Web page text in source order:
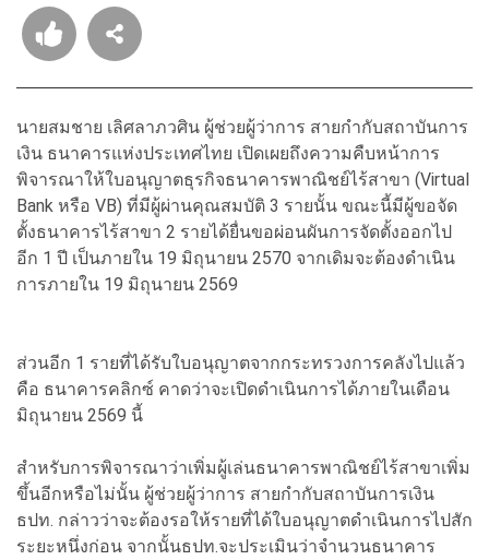
นายสมชาย เลิศลาภวศิน ผู้ช่วยผู้ว่าการ สายกำกับสถาบันการ
เงิน ธนาคารแห่งประเทศไทย เปิดเผยถึงความคืบหน้าการ
พิจารณาให้ใบอนุญาตธุรกิจธนาคารพาณิชย์ไร้สาขา (Virtual
Bank หรือ VB) ที่มีผู้ผ่านคุณสมบัติ 3 รายนั้น ขณะนี้มีผู้ขอจัด
ตั้งธนาคารไร้สาขา 2 รายได้ยื่นขอผ่อนผันการจัดตั้งออกไป
อีก 1 ปี เป็นภายใน 19 มิถุนายน 2570 จากเดิมจะต้องดำเนิน
การภายใน 19 มิถุนายน 2569
ส่วนอีก 1 รายที่ได้รับใบอนุญาตจากกระทรวงการคลังไปแล้ว
คือ ธนาคารคลิกซ์ คาดว่าจะเปิดดำเนินการได้ภายในเดือน
มิถุนายน 2569 นี้
สำหรับการพิจารณาว่าเพิ่มผู้เล่นธนาคารพาณิชย์ไร้สาขาเพิ่ม
ขึ้นอีกหรือไม่นั้น ผู้ช่วยผู้ว่าการ สายกำกับสถาบันการเงิน
ธปท. กล่าวว่าจะต้องรอให้รายที่ได้ใบอนุญาตดำเนินการไปสัก
ระยะหนึ่งก่อน จากนั้นธปท.จะประเมินว่าจำนวนธนาคาร